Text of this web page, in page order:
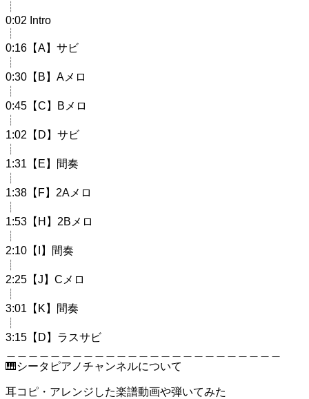
┊︎
0:02 Intro
┊︎
0:16【A】サビ
┊︎
0:30【B】Aメロ
┊︎
0:45【C】Bメロ
┊︎
1:02【D】サビ
┊︎
1:31【E】間奏
┊︎
1:38【F】2Aメロ
┊︎
1:53【H】2Bメロ
┊︎
2:10【I】間奏
┊︎
2:25【J】Cメロ
┊︎
3:01【K】間奏
┊︎
3:15【D】ラスサビ
🎹シータピアノチャンネルについて
耳コピ・アレンジした楽譜動画や弾いてみた